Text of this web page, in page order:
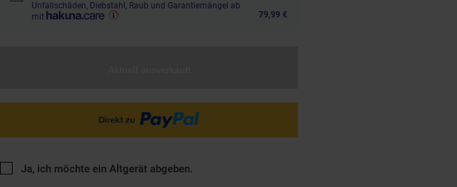
Unfallschäden, Diebstahl, Raub und Garantiemängel ab
mit
79,99 €
Ja, ich möchte ein Altgerät abgeben.